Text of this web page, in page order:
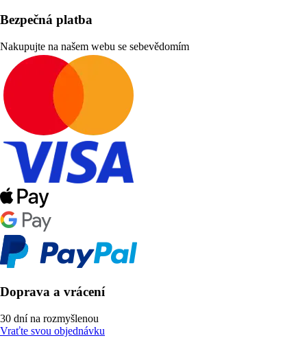
Bezpečná platba
Nakupujte na našem webu se sebevědomím
Doprava a vrácení
30 dní na rozmyšlenou
Vraťte svou objednávku